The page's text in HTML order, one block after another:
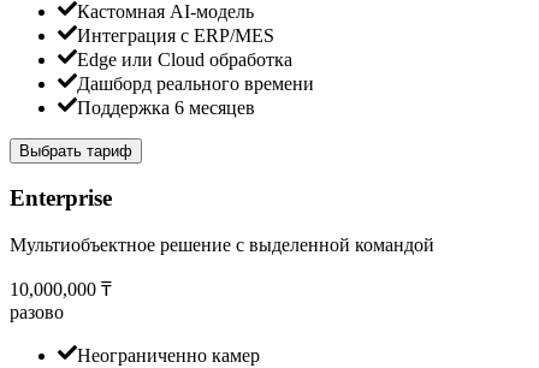
Кастомная AI-модель
Интеграция с ERP/MES
Edge или Cloud обработка
Дашборд реального времени
Поддержка 6 месяцев
Выбрать тариф
Enterprise
Мультиобъектное решение с выделенной командой
10,000,000 ₸
разово
Неограниченно камер